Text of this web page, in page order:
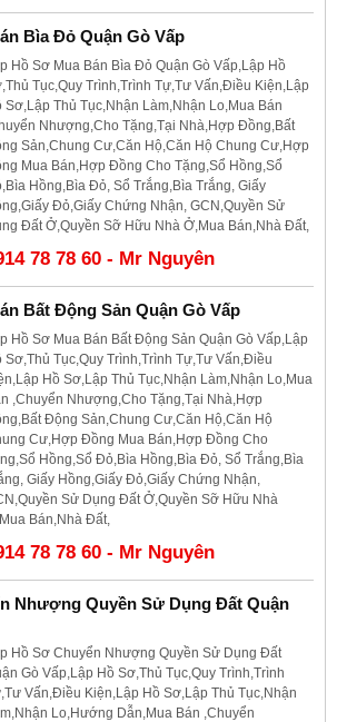
Bìa Đỏ Quận Gò Vấp
Hồ Sơ Mua Bán Bìa Đỏ Quận Gò Vấp,Lập Hồ
Tục,Quy Trình,Trình Tự,Tư Vấn,Điều Kiện,Lập
Sơ,Lập Thủ Tục,Nhận Làm,Nhận Lo,Mua Bán
Nhượng,Cho Tặng,Tại Nhà,Hợp Đồng,Bất
Sản,Chung Cư,Căn Hộ,Căn Hộ Chung Cư,Hợp
Mua Bán,Hợp Đồng Cho Tặng,Sổ Hồng,Sổ
Hồng,Bìa Đỏ, Sổ Trắng,Bìa Trắng, Giấy
Đỏ,Giấy Chứng Nhận, GCN,Quyền Sử
Đất Ở,Quyền Sỡ Hữu Nhà Ở,Mua Bán,Nhà Đất,
78 78 60 - Mr Nguyên
Bất Động Sản Quận Gò Vấp
Hồ Sơ Mua Bán Bất Động Sản Quận Gò Vấp,Lập
Sơ,Thủ Tục,Quy Trình,Trình Tự,Tư Vấn,Điều
Hồ Sơ,Lập Thủ Tục,Nhận Làm,Nhận Lo,Mua
,Chuyển Nhượng,Cho Tặng,Tại Nhà,Hợp
Động Sản,Chung Cư,Căn Hộ,Căn Hộ
Cư,Hợp Đồng Mua Bán,Hợp Đồng Cho
Hồng,Sổ Đỏ,Bìa Hồng,Bìa Đỏ, Sổ Trắng,Bìa
Giấy Hồng,Giấy Đỏ,Giấy Chứng Nhận,
Sử Dụng Đất Ở,Quyền Sỡ Hữu Nhà
Bán,Nhà Đất,
78 78 60 - Mr Nguyên
Nhượng Quyền Sử Dụng Đất Quận
Hồ Sơ Chuyển Nhượng Quyền Sử Dụng Đất
Gò Vấp,Lập Hồ Sơ,Thủ Tục,Quy Trình,Trình
Vấn,Điều Kiện,Lập Hồ Sơ,Lập Thủ Tục,Nhận
Lo,Hướng Dẫn,Mua Bán ,Chuyển